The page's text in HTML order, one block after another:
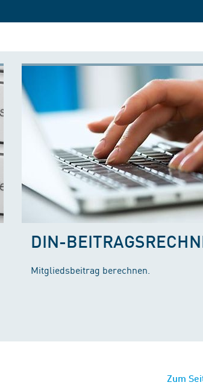
DIN-
Mitgliedsbeitrag berechnen.
Zum